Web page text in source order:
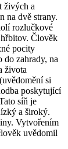
živých a
na dvě strany.
rozlučkové
Člověk
pocity
do zahrady, na
života
si
poskytující
síň je
a široký.
Vytvořením
uvědomil